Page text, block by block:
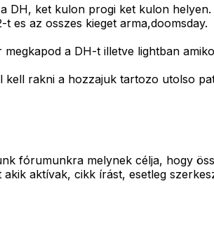
DH, ket kulon progi ket kulon helyen.
es az osszes kieget arma,doomsday.
a DH-t illetve lightban
kell rakni a hozzajuk tartozo utolso
fórumunkra melynek célja, hogy
aktívak, cikk írást, esetleg